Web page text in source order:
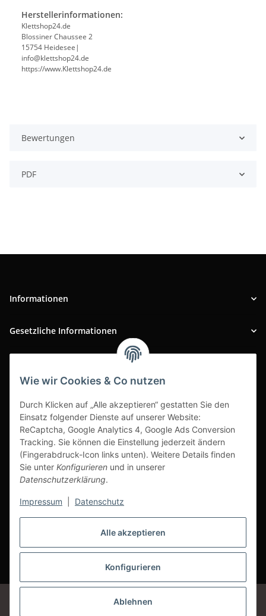
Alle akzeptieren
Konfigurieren
Ablehnen
Wie wir Cookies & Co nutzen
Durch Klicken auf „Alle akzeptieren“ gestatten Sie den
Einsatz folgender Dienste auf unserer Website:
ReCaptcha, Google Analytics 4, Google Ads Conversion
Tracking. Sie können die Einstellung jederzeit ändern
(Fingerabdruck-Icon links unten). Weitere Details finden
Sie unter Konfigurieren und in unserer
Datenschutzerklärung.
Impressum Datenschutz
Herstellerinformationen:
Klettshop24.de
Blossiner Chaussee 2
15754 Heidesee|
info@klettshop24.de
https://www.Klettshop24.de
Bewertungen
PDF
Informationen
Gesetzliche Informationen
Vertrag widerrufen
* Alle Preise inkl. gesetzlicher USt., zzgl.Versand
Google Analytics deaktivieren Status: Opt-Out-Cookie ist nicht gesetzt